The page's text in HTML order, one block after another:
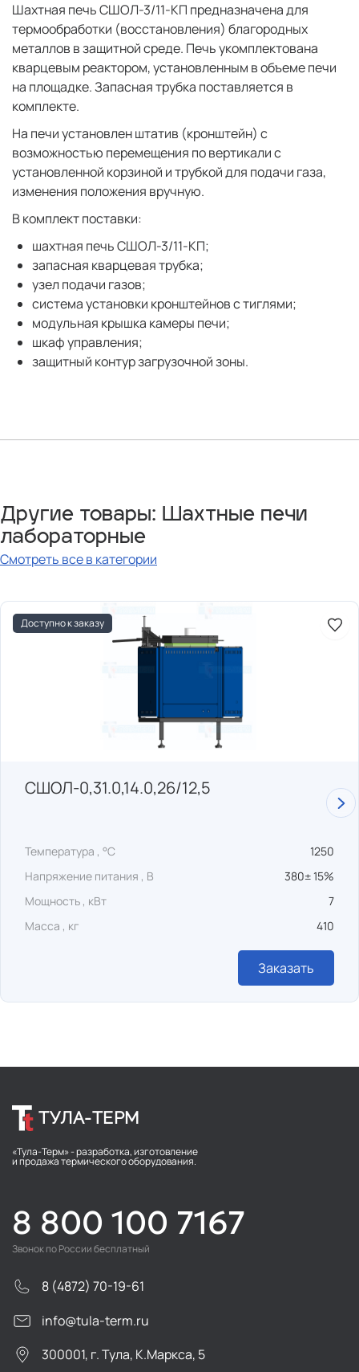
Шахтная печь СШОЛ-3/11-КП предназначена для
термообработки (восстановления) благородных
металлов в защитной среде. Печь укомплектована
кварцевым реактором, установленным в объеме печи
на площадке. Запасная трубка поставляется в
комплекте.
На печи установлен штатив (кронштейн) с
возможностью перемещения по вертикали с
установленной корзиной и трубкой для подачи газа,
изменения положения вручную.
В комплект поставки:
шахтная печь СШОЛ-3/11-КП;
запасная кварцевая трубка;
узел подачи газов;
система установки кронштейнов с тиглями;
модульная крышка камеры печи;
шкаф управления;
защитный контур загрузочной зоны.
Другие товары: Шахтные печи
лабораторные
Смотреть все в категории
Доступно к заказу
СШОЛ-0,31.0,14.0,26/12,5
Температура , °C
1250
Напряжение питания , В
380± 15%
Мощность , кВт
7
Масса , кг
410
Заказать
ТУЛА-ТЕРМ
«Тула-Терм» - разработка, изготовление
и продажа термического оборудования.
8 800 100 7167
Звонок по России бесплатный
8 (4872) 70-19-61
info@tula-term.ru
300001, г. Тула, К.Маркса, 5